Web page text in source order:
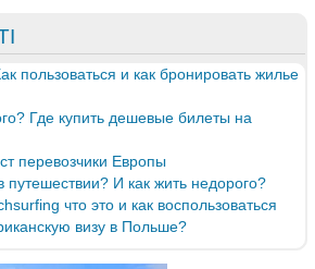
пользоваться и как бронировать жилье
Где купить дешевые билеты на
перевозчики Европы
путешествии? И как жить недорого?
что это и как воспользоваться
визу в Польше?